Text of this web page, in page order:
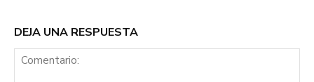
DEJA UNA RESPUESTA